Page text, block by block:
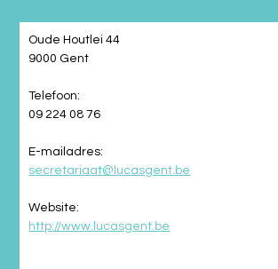
Oude Houtlei 44
9000 Gent
Telefoon:
09 224 08 76
E-mailadres:
secretariaat@lucasgent.be
Website:
http://www.lucasgent.be